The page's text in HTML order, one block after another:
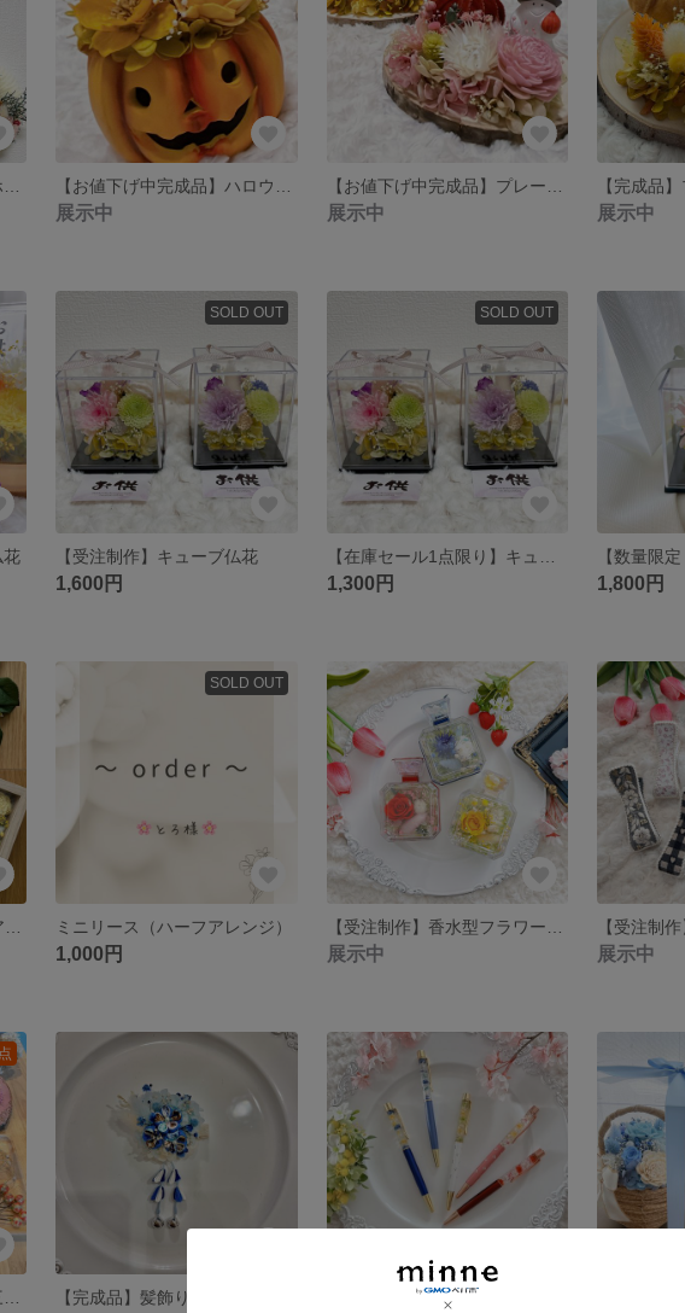
展示中 展示中 展示中
花
SOLD OUT
【受注制作】キューブ仏花
1,600円
SOLD OUT
1,300円 1,800円
SOLD OUT
ミニリース（ハーフアレンジ）
1,000円 展示中 展示中
【完成品】髪飾り（七五三用）